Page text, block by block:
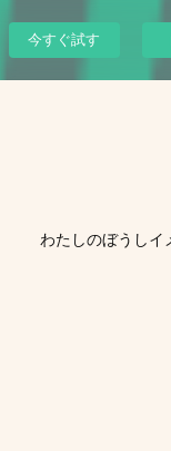
今すぐ試す
わたしのぼうしイ